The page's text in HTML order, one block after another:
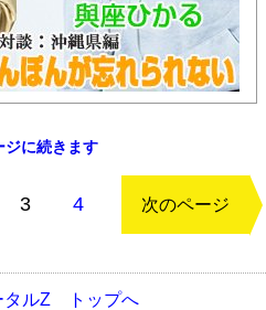
ジに続きます
3 4 次のページ
タルZ トップへ